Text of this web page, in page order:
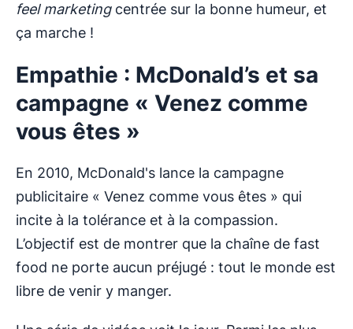
feel marketingcentrée sur la bonne humeur, et
ça marche !
Empathie : McDonald’s et sa
campagne « Venez comme
vous êtes »
En 2010, McDonald's lance la campagne
publicitaire « Venez comme vous êtes » qui
incite à la tolérance et à la compassion.
L’objectif est de montrer que la chaîne de fast
food ne porte aucun préjugé : tout le monde est
libre de venir y manger.